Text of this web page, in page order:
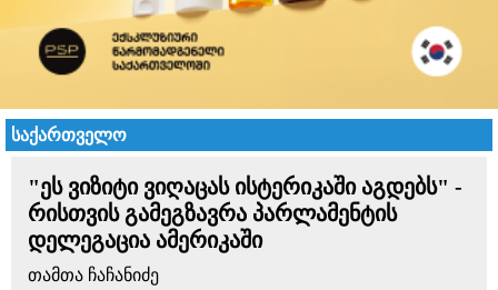
საქართველო
"ეს ვიზიტი ვიღაცას ისტერიკაში აგდებს" -
რისთვის გამეგზავრა პარლამენტის
დელეგაცია ამერიკაში
თამთა ჩაჩანიძე